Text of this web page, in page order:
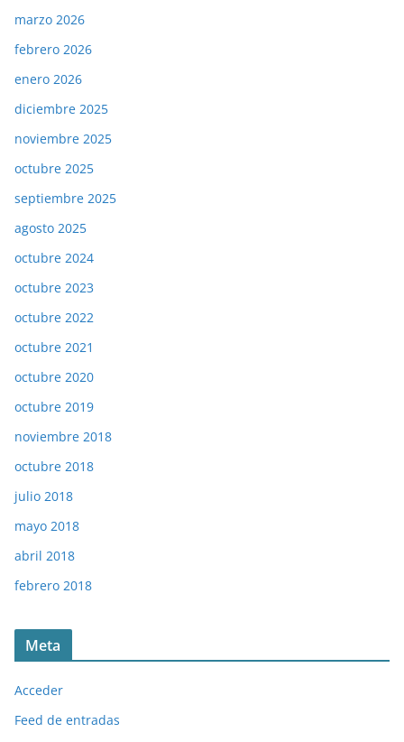
marzo 2026
febrero 2026
enero 2026
diciembre 2025
noviembre 2025
octubre 2025
septiembre 2025
agosto 2025
octubre 2024
octubre 2023
octubre 2022
octubre 2021
octubre 2020
octubre 2019
noviembre 2018
octubre 2018
julio 2018
mayo 2018
abril 2018
febrero 2018
Meta
Acceder
Feed de entradas